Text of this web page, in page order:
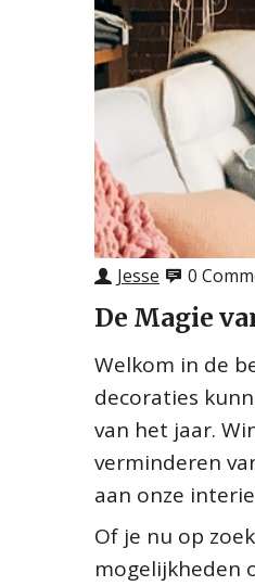
Jesse 0
De Magie
Welkom in de
decoraties
van het jaar.
verminderen
aan onze
Of je nu op
mogelijkheden